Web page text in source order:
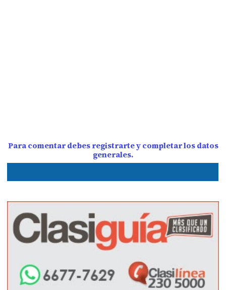
Para comentar debes registrarte y completar los datos
generales.